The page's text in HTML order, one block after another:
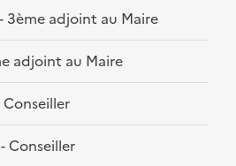
3ème adjoint au Maire
adjoint au Maire
Conseiller
Conseiller